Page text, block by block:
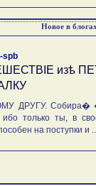
Новое в блогах
spb
изѣ
ДРУГУ. Собира�
только ты, в
на поступки и